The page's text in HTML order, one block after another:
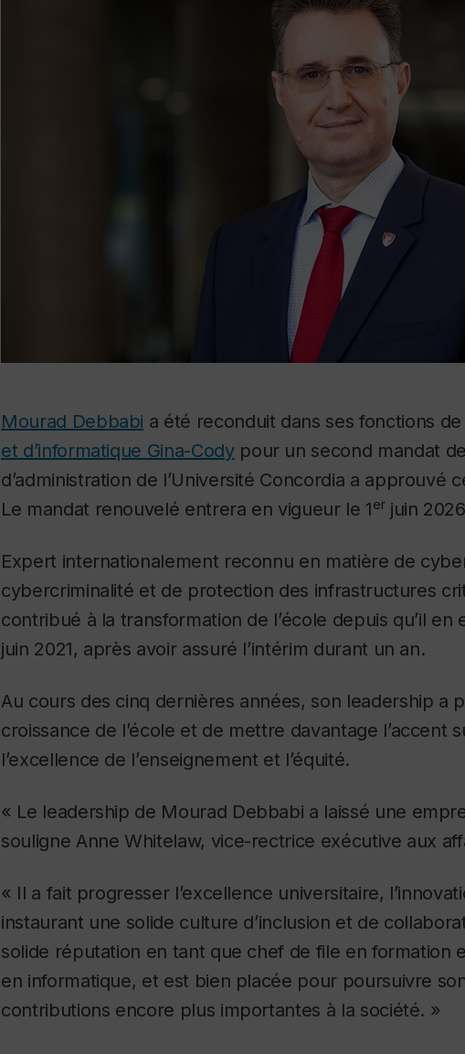
Mourad Debbabi a été reconduit dans ses fonctions de
et d’informatique Gina-Codypour un second mandat
d’administration de l’Université Concordia a approuvé
Le mandat renouvelé entrera en vigueur le 1erjuin
Expert internationalement reconnu en matière de
cybercriminalité et de protection des infrastructures
contribué à la transformation de l’école depuis qu’il
juin 2021, après avoir assuré l’intérim durant un an.
Au cours des cinq dernières années, son leadership a
croissance de l’école et de mettre davantage l’accent
l’excellence de l’enseignement et l’équité.
« Le leadership de Mourad Debbabi a laissé une
souligne Anne Whitelaw, vice-rectrice exécutive aux
« Il a fait progresser l’excellence universitaire,
instaurant une solide culture d’inclusion et de
solide réputation en tant que chef de file en formation
en informatique, et est bien placée pour poursuivre
contributions encore plus importantes à la société. »